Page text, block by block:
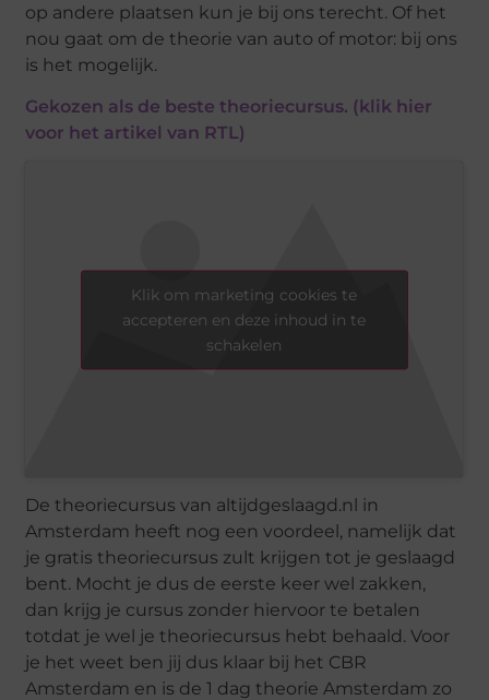
op andere plaatsen kun je bij ons terecht. Of het
nou gaat om de theorie van auto of motor: bij ons
is het mogelijk.
Gekozen als de beste theoriecursus. (klik hier
voor het artikel van RTL)
Klik om marketing cookies te
accepteren en deze inhoud in te
schakelen
De theoriecursus van altijdgeslaagd.nl in
Amsterdam heeft nog een voordeel, namelijk dat
je gratis theoriecursus zult krijgen tot je geslaagd
bent. Mocht je dus de eerste keer wel zakken,
dan krijg je cursus zonder hiervoor te betalen
totdat je wel je theoriecursus hebt behaald. Voor
je het weet ben jij dus klaar bij het CBR
Amsterdam en is de 1 dag theorie Amsterdam zo